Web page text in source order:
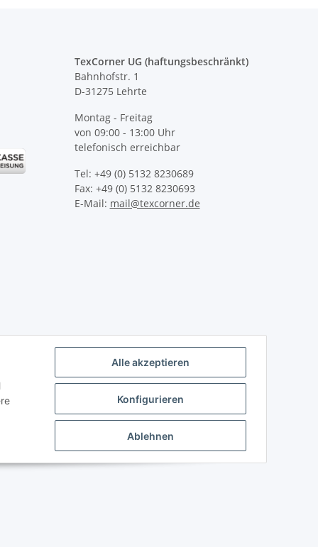
TexCorner UG (haftungsbeschränkt)
Bahnhofstr. 1
D-31275 Lehrte
Montag - Freitag
von 09:00 - 13:00 Uhr
telefonisch erreichbar
Tel: +49 (0) 5132 8230689
Fax: +49 (0) 5132 8230693
E-Mail: mail@texcorner.de
Alle akzeptieren
Konfigurieren
Ablehnen